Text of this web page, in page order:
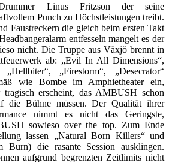
Linus Fritzson der seine
Punch zu Höchstleistungen treibt.
Faustreckern die gleich beim ersten Takt
entfesseln mangelt es der
nicht. Die Truppe aus Växjö brennt in
ab: „Evil In All Dimensions“,
„Firestorm“, „Desecrator“
wie Bombe im Amphietheater ein,
erscheint, das AMBUSH schon
die Bühne müssen. Der Qualität ihrer
nimmt es nicht das Geringste,
sowieso over the top. Zum Ende
lassen „Natural Born Killers“ und
Burn) die rasante Session ausklingen.
aufgrund begrenzten Zeitlimits nicht